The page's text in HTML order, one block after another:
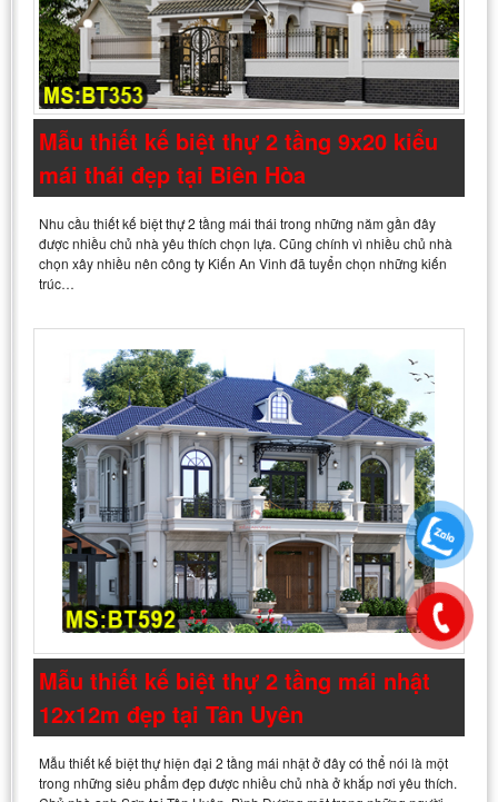
Mẫu thiết kế biệt thự 2 tầng 9x20 kiểu
mái thái đẹp tại Biên Hòa
Nhu cầu thiết kế biệt thự 2 tầng mái thái trong những năm gần đây
được nhiều chủ nhà yêu thích chọn lựa. Cũng chính vì nhiều chủ nhà
chọn xây nhiều nên công ty Kiến An Vinh đã tuyển chọn những kiến
trúc…
Mẫu thiết kế biệt thự 2 tầng mái nhật
12x12m đẹp tại Tân Uyên
Mẫu thiết kế biệt thự hiện đại 2 tầng mái nhật ở đây có thể nói là một
trong những siêu phẩm đẹp được nhiều chủ nhà ở khắp nơi yêu thích.